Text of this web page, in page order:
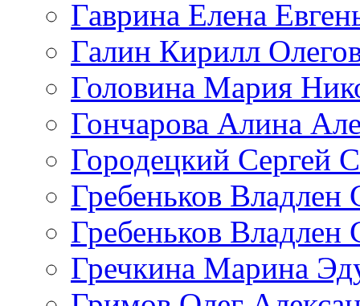
Гаврина Елена
Галин Кирилл
Головина Мария
Гончарова Алина
Городецкий Сергей
Гребеньков Владлен
Гребеньков Владлен
Гречкина Марина